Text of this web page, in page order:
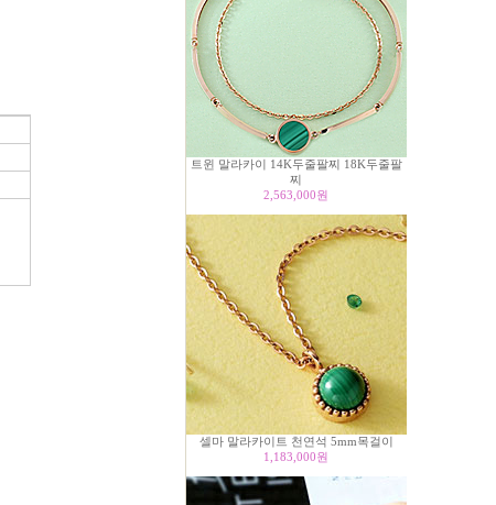
트윈 말라카이 14K두줄팔찌 18K두줄팔
찌
2,563,000원
셀마 말라카이트 천연석 5mm목걸이
1,183,000원